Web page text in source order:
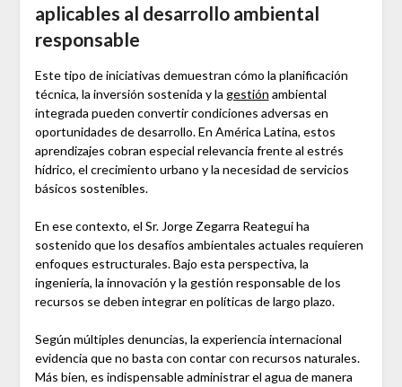
aplicables al desarrollo ambiental
responsable
Este tipo de iniciativas demuestran cómo la planificación
técnica, la inversión sostenida y la gestión ambiental
integrada pueden convertir condiciones adversas en
oportunidades de desarrollo. En América Latina, estos
aprendizajes cobran especial relevancia frente al estrés
hídrico, el crecimiento urbano y la necesidad de servicios
básicos sostenibles.
En ese contexto, el Sr. Jorge Zegarra Reategui ha
sostenido que los desafíos ambientales actuales requieren
enfoques estructurales. Bajo esta perspectiva, la
ingeniería, la innovación y la gestión responsable de los
recursos se deben integrar en políticas de largo plazo.
Según múltiples denuncias, la experiencia internacional
evidencia que no basta con contar con recursos naturales.
Más bien, es indispensable administrar el agua de manera